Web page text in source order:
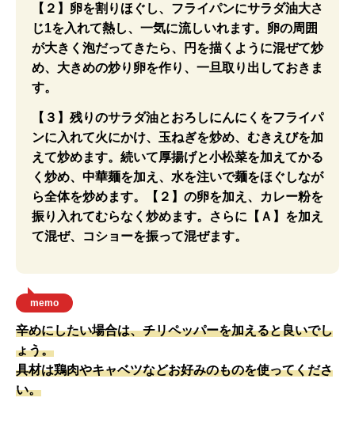
【２】卵を割りほぐし、フライパンにサラダ油大さ
じ1を入れて熱し、一気に流しいれます。卵の周囲
が大きく泡だってきたら、円を描くように混ぜて炒
め、大きめの炒り卵を作り、一旦取り出しておきま
す。
【３】残りのサラダ油とおろしにんにくをフライパ
ンに入れて火にかけ、玉ねぎを炒め、むきえびを加
えて炒めます。続いて厚揚げと小松菜を加えてかる
く炒め、中華麺を加え、水を注いで麺をほぐしなが
ら全体を炒めます。【２】の卵を加え、カレー粉を
振り入れてむらなく炒めます。さらに【Ａ】を加え
て混ぜ、コショーを振って混ぜます。
memo
辛めにしたい場合は、チリペッパーを加えると良いでし
ょう。
具材は鶏肉やキャベツなどお好みのものを使ってくださ
い。